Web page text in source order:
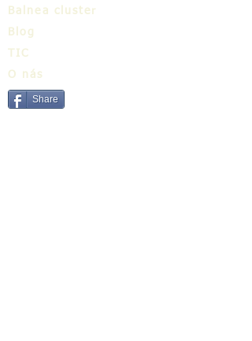
Balnea cluster
Blog
TIC
O nás
Share